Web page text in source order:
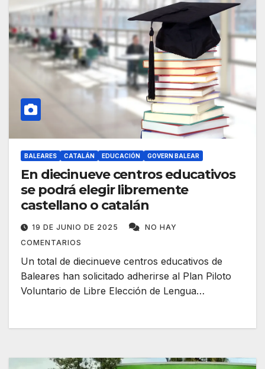
BALEARES CATALÁN EDUCACIÓN GOVERN BALEAR
En diecinueve centros educativos
se podrá elegir libremente
castellano o catalán
19 DE JUNIO DE 2025
NO HAY
COMENTARIOS
Un total de diecinueve centros educativos de
Baleares han solicitado adherirse al Plan Piloto
Voluntario de Libre Elección de Lengua…